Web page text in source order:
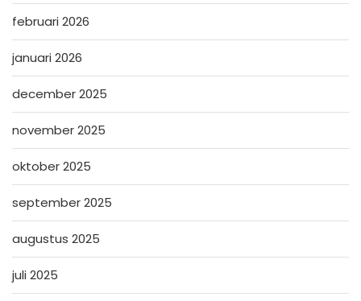
februari 2026
januari 2026
december 2025
november 2025
oktober 2025
september 2025
augustus 2025
juli 2025